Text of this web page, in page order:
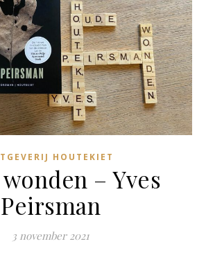
HOUTEKIET
– Yves
Peirsman
3 november 2021